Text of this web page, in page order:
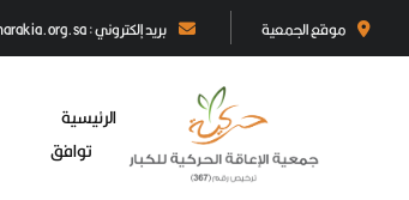
موقع الجمعية بريد إلكتروني : harakia@harakia.org.sa
الرئيسية
توافق